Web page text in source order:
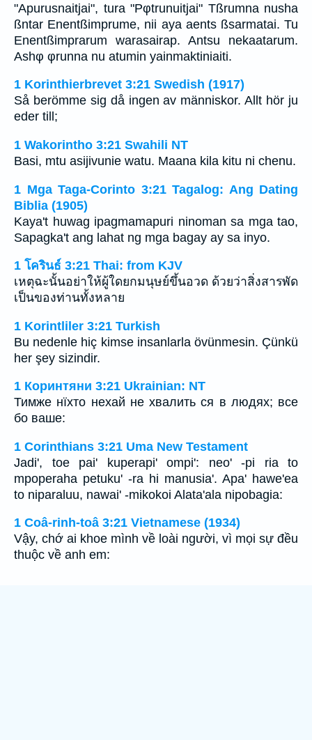
"Apurusnaitjai", tura "Pφtrunuitjai" Tßrumna nusha
ßntar Enentßimprume, nii aya aents ßsarmatai. Tu
Enentßimprarum warasairap. Antsu nekaatarum.
Ashφ φrunna nu atumin yainmaktiniaiti.
1 Korinthierbrevet 3:21 Swedish (1917)
Så berömme sig då ingen av människor. Allt hör ju
eder till;
1 Wakorintho 3:21 Swahili NT
Basi, mtu asijivunie watu. Maana kila kitu ni chenu.
1 Mga Taga-Corinto 3:21 Tagalog: Ang Dating
Biblia (1905)
Kaya't huwag ipagmamapuri ninoman sa mga tao,
Sapagka't ang lahat ng mga bagay ay sa inyo.
1 โครินธ์ 3:21 Thai: from KJV
เหตุฉะนั้นอย่าให้ผู้ใดยกมนุษย์ขึ้นอวด ด้วยว่าสิ่งสารพัด
เป็นของท่านทั้งหลาย
1 Korintliler 3:21 Turkish
Bu nedenle hiç kimse insanlarla övünmesin. Çünkü
her şey sizindir.
1 Коринтяни 3:21 Ukrainian: NT
Тимже нїхто нехай не хвалить ся в людях; все
бо ваше:
1 Corinthians 3:21 Uma New Testament
Jadi', toe pai' kuperapi' ompi': neo' -pi ria to
mpoperaha petuku' -ra hi manusia'. Apa' hawe'ea
to niparaluu, nawai' -mikokoi Alata'ala nipobagia:
1 Coâ-rinh-toâ 3:21 Vietnamese (1934)
Vậy, chớ ai khoe mình về loài người, vì mọi sự đều
thuộc về anh em: